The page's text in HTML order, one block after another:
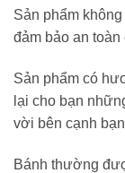
Sản phẩm
đảm bảo an
Sản phẩm có
lại cho bạn
vời bên cạnh
Bánh thường